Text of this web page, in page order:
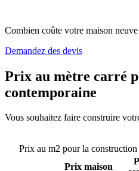
Combien coûte votre maison neuve
Demandez des devis
Prix au mètre carré
contemporaine
Vous souhaitez faire construire
Prix au m2 pour la
Prix maison